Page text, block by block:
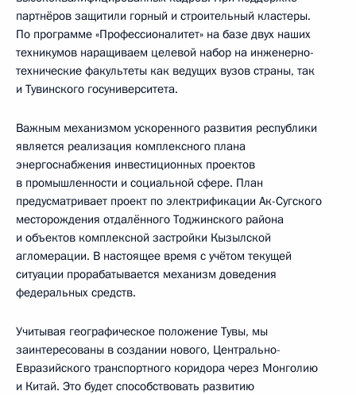
партнёров защитили горный и строительный кластеры.
По программе «Профессионалитет» на базе двух наших
техникумов наращиваем целевой набор на инженерно-
технические факультеты как ведущих вузов страны, так
и Тувинского госуниверситета.
Важным механизмом ускоренного развития республики
является реализация комплексного плана
энергоснабжения инвестиционных проектов
в промышленности и социальной сфере. План
предусматривает проект по электрификации Ак-Сугского
месторождения отдалённого Тоджинского района
и объектов комплексной застройки Кызылской
агломерации. В настоящее время с учётом текущей
ситуации прорабатывается механизм доведения
федеральных средств.
Учитывая географическое положение Тувы, мы
заинтересованы в создании нового, Центрально-
Евразийского транспортного коридора через Монголию
и Китай. Это будет способствовать развитию